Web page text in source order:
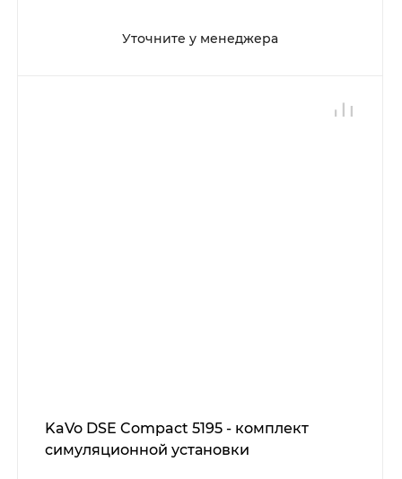
Уточните у менеджера
KaVo DSE Compact 5195 - комплект
симуляционной установки